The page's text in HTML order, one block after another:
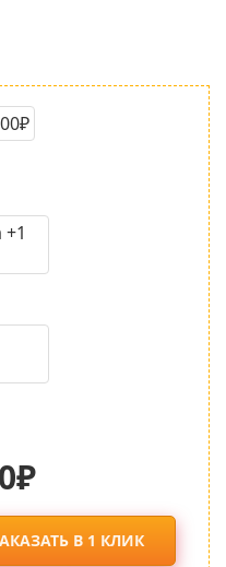
0₽
В 1 КЛИК